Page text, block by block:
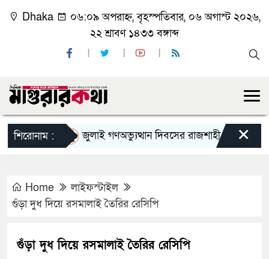
Dhaka
০৬:০৯ অপরাহ্ন, বৃহস্পতিবার, ০৬ অগাস্ট ২০২৬,
২২ শ্রাবণ ১৪৩৩ বঙ্গাব্দ
শিরোনাম : জুলাই গণঅভ্যুত্থান দিবসের রাজশাহী মহানগর×
Home
লাইফস্টাইল
গুঁড়া দুধ দিয়ে রসমালাই তৈরির রেসিপি
গুঁড়া দুধ দিয়ে রসমালাই তৈরির রেসিপি